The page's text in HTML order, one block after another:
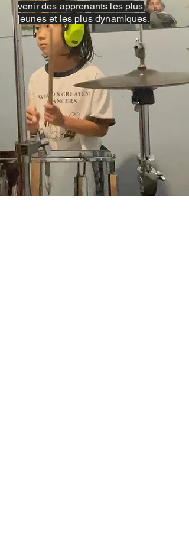
venir des apprenants les plus
jeunes et les plus dynamiques.